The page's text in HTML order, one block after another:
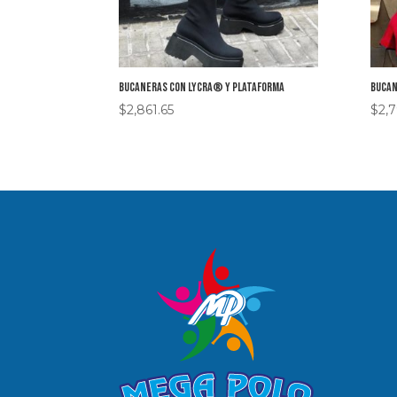
Bucaneras con Lycra® y plataforma
$2,861.65 $